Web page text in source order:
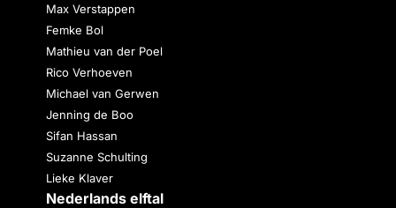
Max Verstappen
Femke Bol
Mathieu van der Poel
Rico Verhoeven
Michael van Gerwen
Jenning de Boo
Sifan Hassan
Suzanne Schulting
Lieke Klaver
Nederlands elftal